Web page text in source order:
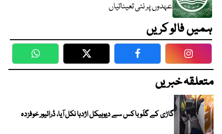
عہدوں پر نئی تعیناتیاں
ہمیں فالو کریں
WhatsApp Twitter Facebook
متعلقہ خبریں
گاڑی کے گلَو باکس سے دیوہیکل اژدہا نکل آیا، ڈرائیور خوفزدہ